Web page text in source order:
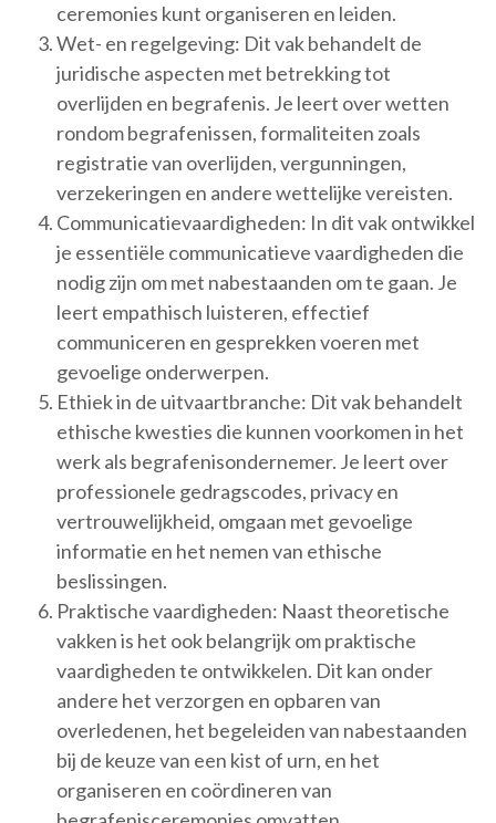
ceremonies kunt organiseren en leiden.
Wet- en regelgeving: Dit vak behandelt de
juridische aspecten met betrekking tot
overlijden en begrafenis. Je leert over wetten
rondom begrafenissen, formaliteiten zoals
registratie van overlijden, vergunningen,
verzekeringen en andere wettelijke vereisten.
Communicatievaardigheden: In dit vak ontwikkel
je essentiële communicatieve vaardigheden die
nodig zijn om met nabestaanden om te gaan. Je
leert empathisch luisteren, effectief
communiceren en gesprekken voeren met
gevoelige onderwerpen.
Ethiek in de uitvaartbranche: Dit vak behandelt
ethische kwesties die kunnen voorkomen in het
werk als begrafenisondernemer. Je leert over
professionele gedragscodes, privacy en
vertrouwelijkheid, omgaan met gevoelige
informatie en het nemen van ethische
beslissingen.
Praktische vaardigheden: Naast theoretische
vakken is het ook belangrijk om praktische
vaardigheden te ontwikkelen. Dit kan onder
andere het verzorgen en opbaren van
overledenen, het begeleiden van nabestaanden
bij de keuze van een kist of urn, en het
organiseren en coördineren van